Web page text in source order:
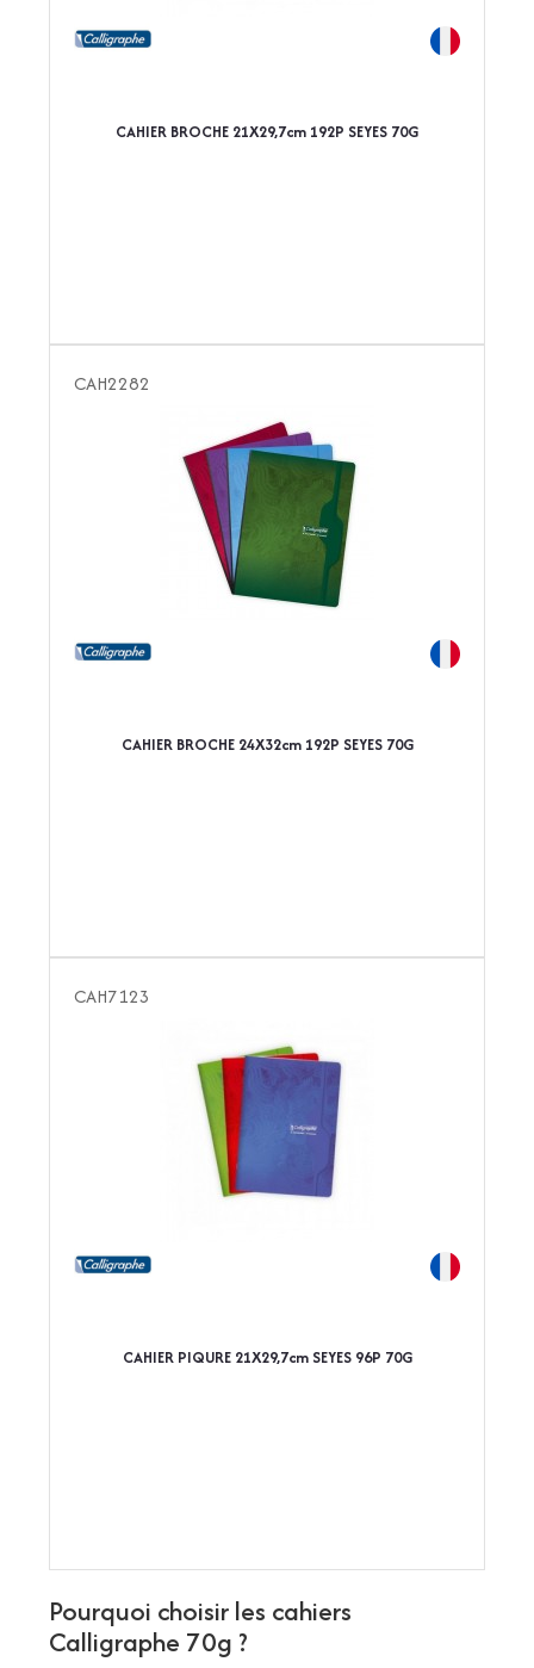
CAHIER BROCHE 21X29,7cm 192P SEYES 70G
CAH2282
CAHIER BROCHE 24X32cm 192P SEYES 70G
CAH7123
CAHIER PIQURE 21X29,7cm SEYES 96P 70G
Pourquoi choisir les cahiers
Calligraphe 70g ?